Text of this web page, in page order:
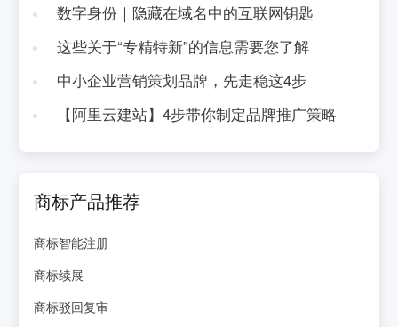
数字身份｜隐藏在域名中的互联网钥匙
这些关于“专精特新”的信息需要您了解
中小企业营销策划品牌，先走稳这4步
【阿里云建站】4步带你制定品牌推广策略
商标产品推荐
商标智能注册
商标续展
商标驳回复审